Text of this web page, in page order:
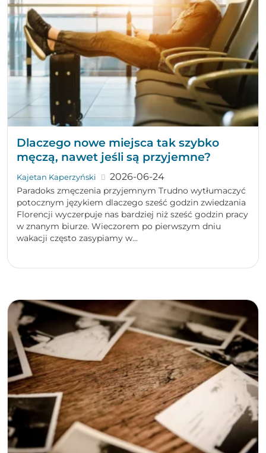
Dlaczego nowe miejsca tak szybko
męczą, nawet jeśli są przyjemne?
Kajetan Kaperzyński 2026-06-24
Paradoks zmęczenia przyjemnym Trudno wytłumaczyć
potocznym językiem dlaczego sześć godzin zwiedzania
Florencji wyczerpuje nas bardziej niż sześć godzin pracy
w znanym biurze. Wieczorem po pierwszym dniu
wakacji często zasypiamy w...